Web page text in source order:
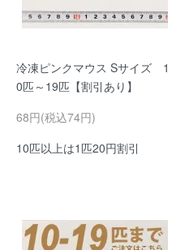
冷凍ピンクマウス Sサイズ 1
0匹～19匹【割引あり】
68円(税込74円)
10匹以上は1匹20円割引